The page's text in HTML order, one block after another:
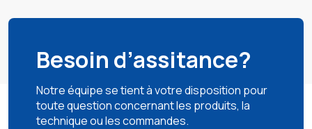
Besoin d’assitance?
Notre équipe se tient à votre disposition pour
toute question concernant les produits, la
technique ou les commandes.